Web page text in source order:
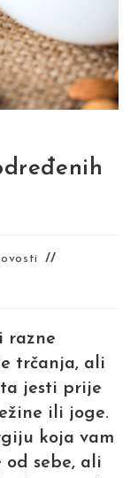
razne
trčanja, ali
jesti prije
ili joge.
koja vam
sebe, ali